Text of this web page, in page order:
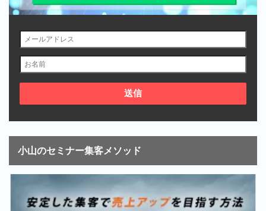
小山のセミナー集客メソッド